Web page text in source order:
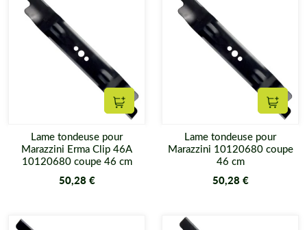
Ajouter au panier
Lame tondeuse pour
Marazzini Erma Clip 46A
10120680 coupe 46 cm
50,28 €
Lame tondeuse pour
Marazzini 10120680 coupe
46 cm
50,28 €